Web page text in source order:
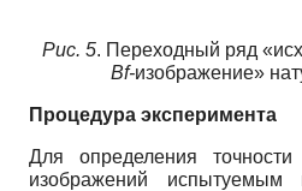
Рис. 5. Переходный ряд
Вf-изображение»
Процедура эксперимента
Для определения
изображений испытуемым